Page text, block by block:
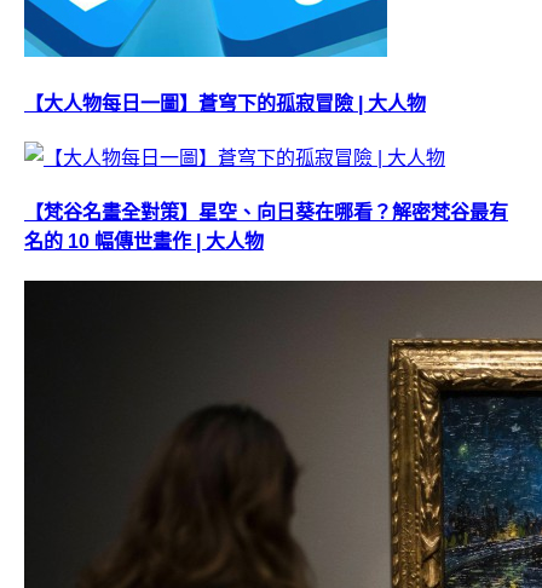
【大人物每日一圖】蒼穹下的孤寂冒險 | 大人物
【梵谷名畫全對策】星空、向日葵在哪看？解密梵谷最有
名的 10 幅傳世畫作 | 大人物